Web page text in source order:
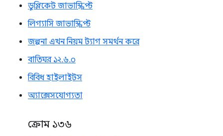
ডুপ্লিকেট জাভাস্ক্রিপ্ট
লিগ্যাসি জাভাস্ক্রিপ্ট
জল্পনা এখন নিয়ম ট্যাগ সমর্থন করে
বাতিঘর ১২.৬.০
বিবিধ হাইলাইটস
অ্যাক্সেসযোগ্যতা
ক্রোম ১৩৬